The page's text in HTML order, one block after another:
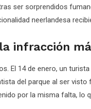
ser sorprendidos
neerlandesa
infracción
El 14 de enero, un
del parque al ser visto
por la misma falta, lo